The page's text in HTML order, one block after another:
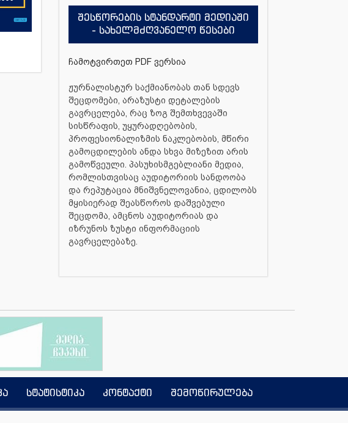
შესწორების სტანდარტი მედიაში
- სახელმძღვანელო წესები
ჩამოტვირთეთ PDF ვერსია
ჟურნალისტურ საქმიანობას თან სდევს
შეცდომები, არაზუსტი დეტალების
გავრცელება, რაც ზოგ შემთხვევაში
სისწრაფის, უყურადღებობის,
პროფესიონალიზმის ნაკლებობის, მწირი
გამოცდილების ანდა სხვა მიზეზით არის
გამოწვეული. პასუხისმგებლიანი მედია,
რომლისთვისაც აუდიტორიის სანდოობა
და რეპუტაცია მნიშვნელოვანია, ცდილობს
მყისიერად შეასწოროს დაშვებული
შეცდომა, ამცნოს აუდიტორიას და
იზრუნოს ზუსტი ინფორმაციის
გავრცელებაზე.
სტატისტიკა კონტაქტი შემოწირულება